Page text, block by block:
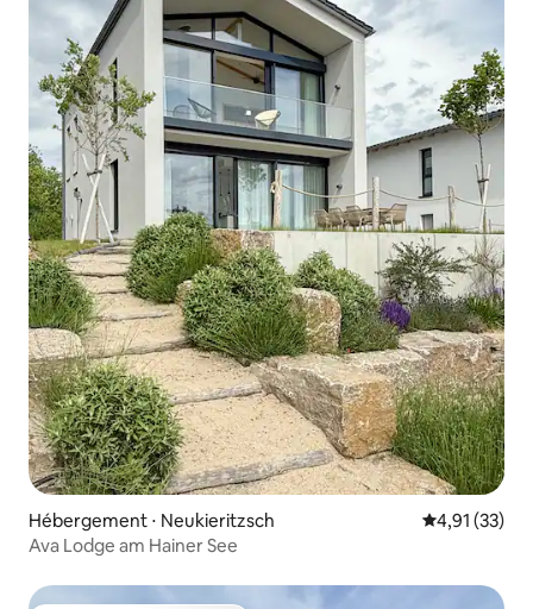
Hébergement ⋅ Neukieritzsch Évaluation
4,91 (33)
Ava Lodge am Hainer See